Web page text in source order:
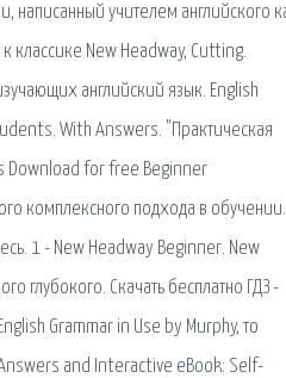
написанный учителем английского
классике New Headway, Cutting.
английский язык. English
With Answers. "Практическая
Download for free Beginner
комплексного подхода в обучении.
1 - New Headway Beginner. New
глубокого. Скачать бесплатно ГДЗ -
Grammar in Use by Murphy, то
and Interactive eBook: Self-